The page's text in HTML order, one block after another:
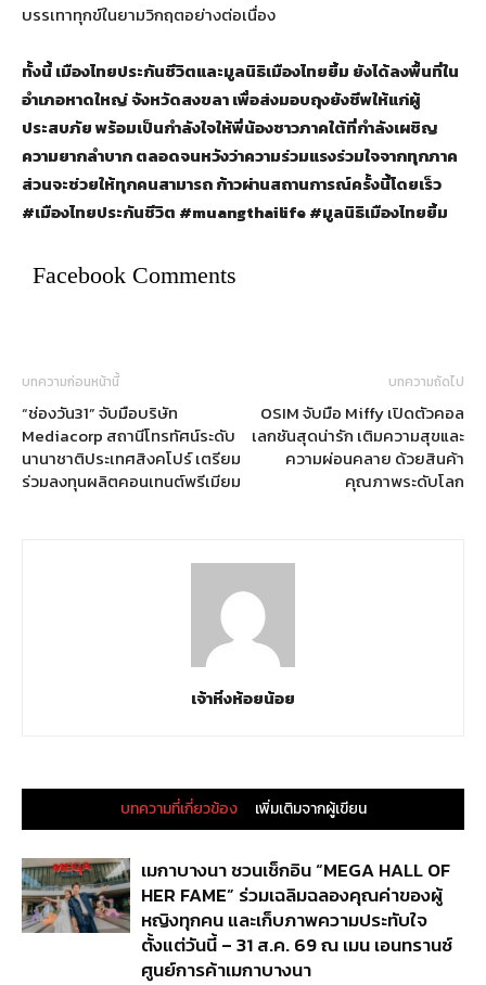
บรรเทาทุกข์ในยามวิกฤตอย่างต่อเนื่อง
ทั้งนี้ เมืองไทยประกันชีวิตและมูลนิธิเมืองไทยยิ้ม ยังได้ลงพื้นที่ใน
อำเภอหาดใหญ่ จังหวัดสงขลา เพื่อส่งมอบถุงยังชีพให้แก่ผู้
ประสบภัย พร้อมเป็นกำลังใจให้พี่น้องชาวภาคใต้ที่กำลังเผชิญ
ความยากลำบาก ตลอดจนหวังว่าความร่วมแรงร่วมใจจากทุกภาค
ส่วนจะช่วยให้ทุกคนสามารถ ก้าวผ่านสถานการณ์ครั้งนี้โดยเร็ว
#เมืองไทยประกันชีวิต #muangthailife #มูลนิธิเมืองไทยยิ้ม
Facebook Comments
บทความก่อนหน้านี้
“ช่องวัน31” จับมือบริษัท
Mediacorp สถานีโทรทัศน์ระดับ
นานาชาติประเทศสิงคโปร์ เตรียม
ร่วมลงทุนผลิตคอนเทนต์พรีเมียม
บทความถัดไป
OSIM จับมือ Miffy เปิดตัวคอล
เลกชันสุดน่ารัก เติมความสุขและ
ความผ่อนคลาย ด้วยสินค้า
คุณภาพระดับโลก
เจ้าหิ่งห้อยน้อย
บทความที่เกี่ยวข้อง เพิ่มเติมจากผู้เขียน
เมกาบางนา ชวนเช็กอิน “MEGA HALL OF
HER FAME” ร่วมเฉลิมฉลองคุณค่าของผู้
หญิงทุกคน และเก็บภาพความประทับใจ
ตั้งแต่วันนี้ – 31 ส.ค. 69 ณ เมน เอนทรานซ์
ศูนย์การค้าเมกาบางนา